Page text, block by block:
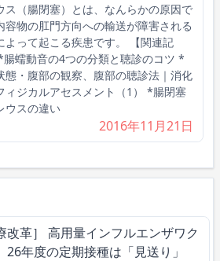
ス（腸閉塞）とは、なんらかの原因で
容物の肛門方向への輸送が障害される
よって起こる疾患です。 【関連記
蠕動音の4つの分類と聴診のコツ *
態・腹部の観察、腹部の聴診法｜消化
ィジカルアセスメント（1） *腸閉塞
ウスの違い
2016年11月21日
改革］ 高用量インフルエンザワク
26年度の定期接種は「見送り」